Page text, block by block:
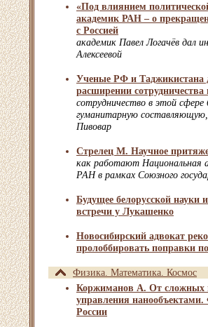
«Под влиянием
академик РАН – о
с Россией
академик Павел Логачёв дал
Алексеевой
Ученые РФ и Таджикистана
расширении
сотрудничество в этой сфере
гуманитарную
Пивовар
Стрелец М. Научное
как работают Национальная
РАН в рамках Союзного
Будущее белорусской
встречи у Лукашенко
Новосибирский адвокат
пролоббировать поправки
Физика. Математика. Космос
Коржиманов А. От сложных
управления
России